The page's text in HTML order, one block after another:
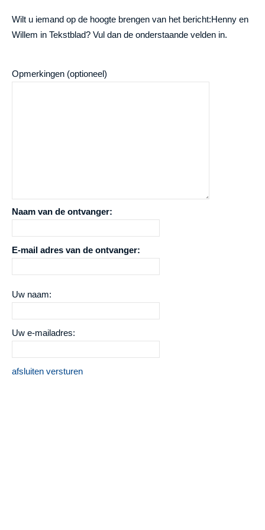
Wilt u iemand op de hoogte brengen van het bericht:Henny en
Willem in Tekstblad? Vul dan de onderstaande velden in.
Opmerkingen (optioneel)
Naam van de ontvanger:
E-mail adres van de ontvanger:
Uw naam:
Uw e-mailadres:
afsluiten versturen